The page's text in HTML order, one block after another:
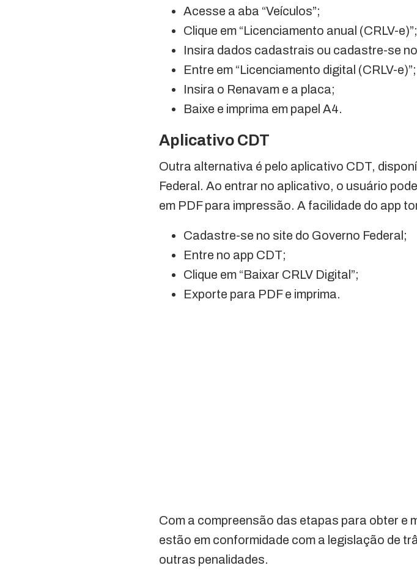
Acesse a aba “Veículos”;
Clique em “Licenciamento anual (CRLV-e)”;
Insira dados cadastrais ou cadastre-se
Entre em “Licenciamento digital (CRLV-e)”;
Insira o Renavam e a placa;
Baixe e imprima em papel A4.
Aplicativo CDT
Outra alternativa é pelo aplicativo CDT,
Federal. Ao entrar no aplicativo, o usuário
em PDF para impressão. A facilidade do app
Cadastre-se no site do Governo Federal;
Entre no app CDT;
Clique em “Baixar CRLV Digital”;
Exporte para PDF e imprima.
Com a compreensão das etapas para obter e
estão em conformidade com a legislação de
outras penalidades.